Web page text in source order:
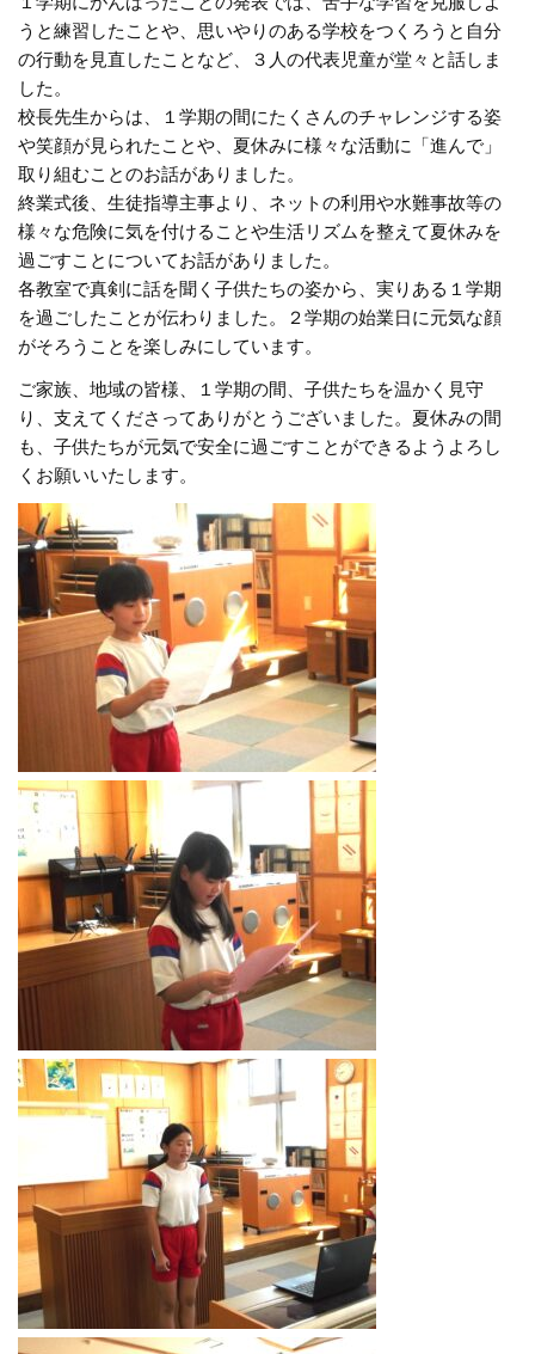
うと練習したことや、思いやりのある学校をつくろうと自分
の行動を見直したことなど、３人の代表児童が堂々と話しま
した。
校長先生からは、１学期の間にたくさんのチャレンジする姿
や笑顔が見られたことや、夏休みに様々な活動に「進んで」
取り組むことのお話がありました。
終業式後、生徒指導主事より、ネットの利用や水難事故等の
様々な危険に気を付けることや生活リズムを整えて夏休みを
過ごすことについてお話がありました。
各教室で真剣に話を聞く子供たちの姿から、実りある１学期
を過ごしたことが伝わりました。２学期の始業日に元気な顔
がそろうことを楽しみにしています。
ご家族、地域の皆様、１学期の間、子供たちを温かく見守
り、支えてくださってありがとうございました。夏休みの間
も、子供たちが元気で安全に過ごすことができるようよろし
くお願いいたします。